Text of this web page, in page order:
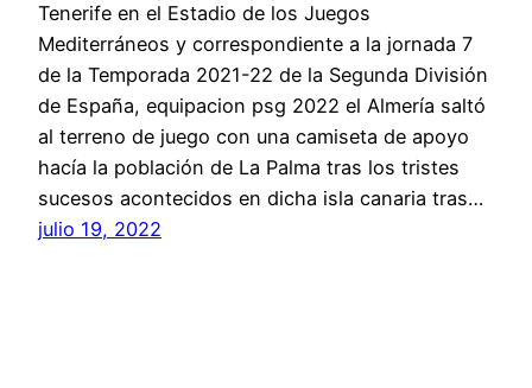
Tenerife en el Estadio de los Juegos
Mediterráneos y correspondiente a la jornada 7
de la Temporada 2021-22 de la Segunda División
de España, equipacion psg 2022 el Almería saltó
al terreno de juego con una camiseta de apoyo
hacía la población de La Palma tras los tristes
sucesos acontecidos en dicha isla canaria tras…
julio 19, 2022